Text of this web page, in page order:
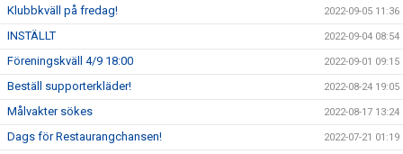
Klubbkväll på fredag! 2022-09-05 11:36
INSTÄLLT 2022-09-04 08:54
Föreningskväll 4/9 18:00 2022-09-01 09:15
Beställ supporterkläder! 2022-08-24 19:05
Målvakter sökes 2022-08-17 13:24
Dags för Restaurangchansen! 2022-07-21 01:19